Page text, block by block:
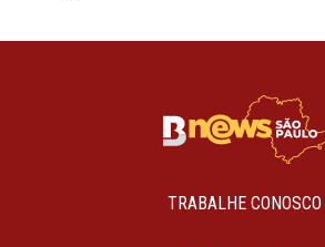
TRABALHE CONOSCO